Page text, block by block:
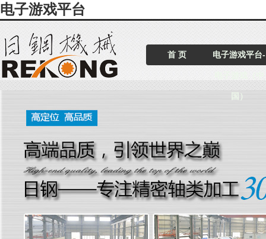
电子游戏平台
首 页 电子游戏平台-
国）